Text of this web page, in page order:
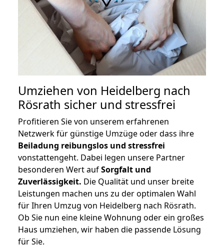
Umziehen von Heidelberg nach
Rösrath sicher und stressfrei
Profitieren Sie von unserem erfahrenen
Netzwerk für günstige Umzüge oder dass ihre
Beiladung reibungslos und stressfrei
vonstattengeht. Dabei legen unsere Partner
besonderen Wert aufSorgfalt und
Zuverlässigkeit. Die Qualität und unser breite
Leistungen machen uns zu der optimalen Wahl
für Ihren Umzug von Heidelberg nach Rösrath.
Ob Sie nun eine kleine Wohnung oder ein großes
Haus umziehen, wir haben die passende Lösung
für Sie.